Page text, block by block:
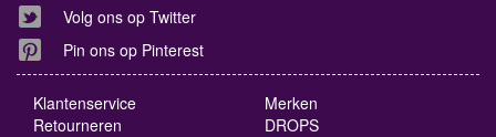
Volg ons op Twitter
Pin ons op Pinterest
Klantenservice
Retourneren
Merken
DROPS